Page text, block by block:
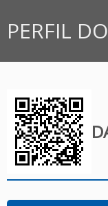
PERFIL